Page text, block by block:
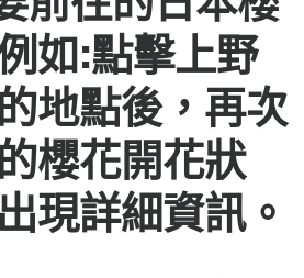
如:點擊上野
地點後，再次
櫻花開花狀
現詳細資訊。